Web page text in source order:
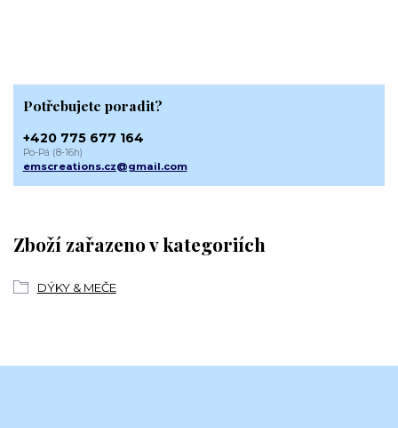
Zboží zařazeno v kategoriích
DÝKY & MEČE
Potřebujete poradit?
+420 775 677 164
Po-Pá (8-16h)
emscreations.cz@gmail.com